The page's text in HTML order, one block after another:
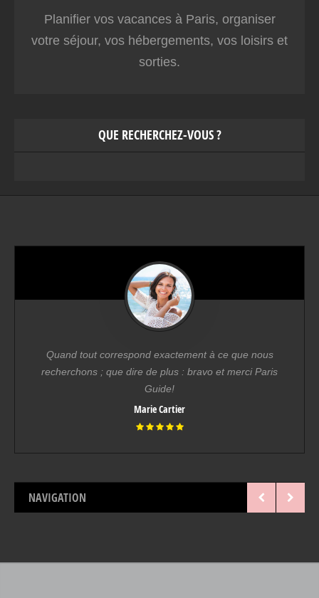
Planifier vos vacances à Paris, organiser
votre séjour, vos hébergements, vos loisirs et
sorties.
QUE RECHERCHEZ-VOUS ?
Quand tout correspond exactement à ce que nous
recherchons ; que dire de plus : bravo et merci Paris
Guide!
Marie Cartier
NAVIGATION